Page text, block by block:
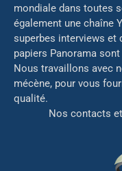
mondiale dans toutes
également une chaîne
superbes interviews et
papiers Panorama
Nous travaillons avec
mécène, pour vous
qualité.
Nos contacts